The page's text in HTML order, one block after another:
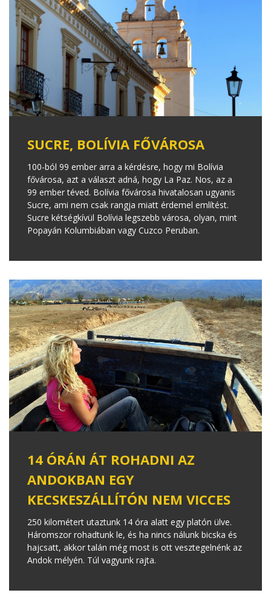
SUCRE, BOLÍVIA FŐVÁROSA
100-ból 99 ember arra a kérdésre, hogy mi Bolívia
fővárosa, azt a választ adná, hogy La Paz. Nos, az a
99 ember téved. Bolívia fővárosa hivatalosan ugyanis
Sucre, ami nem csak rangja miatt érdemel említést.
Sucre kétségkívül Bolívia legszebb városa, olyan, mint
Popayán Kolumbiában vagy Cuzco Peruban.
14 ÓRÁN ÁT ROHADNI AZ
ANDOKBAN EGY
KECSKESZÁLLÍTÓN NEM VICCES
250 kilométert utaztunk 14 óra alatt egy platón ülve.
Háromszor rohadtunk le, és ha nincs nálunk bicska és
hajcsatt, akkor talán még most is ott vesztegelnénk az
Andok mélyén. Túl vagyunk rajta.